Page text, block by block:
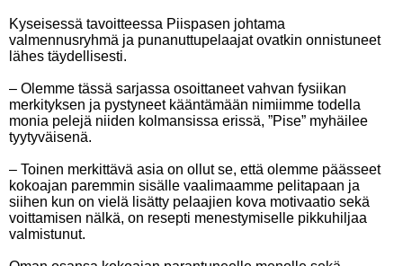
Kyseisessä tavoitteessa Piispasen johtama
valmennusryhmä ja punanuttupelaajat ovatkin onnistuneet
lähes täydellisesti.
– Olemme tässä sarjassa osoittaneet vahvan fysiikan
merkityksen ja pystyneet kääntämään nimiimme todella
monia pelejä niiden kolmansissa erissä, ”Pise” myhäilee
tyytyväisenä.
– Toinen merkittävä asia on ollut se, että olemme päässeet
kokoajan paremmin sisälle vaalimaamme pelitapaan ja
siihen kun on vielä lisätty pelaajien kova motivaatio sekä
voittamisen nälkä, on resepti menestymiselle pikkuhiljaa
valmistunut.